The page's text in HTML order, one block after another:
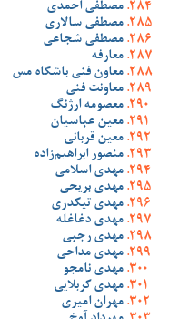
مصطفی احمدی
مصطفی سالاری
مصطفی شجاعی
معارفه
معاون فنی باشگاه مس
معاونت فنی
معصومه ارژنگ
معین عباسیان
معین قربانی
منصور ابراهیم‌زاده
مهدی اسلامی
مهدی بریحی
مهدی تیکدری
مهدی دغاغله
مهدی رجبی
مهدی مداحی
مهدی نامجو
مهدی کربلایی
مهران امیری